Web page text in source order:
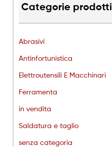
Categorie prodotti
Abrasivi
Antinfortunistica
Elettroutensili E Macchinari
Ferramenta
in vendita
Saldatura e taglio
senza categoria